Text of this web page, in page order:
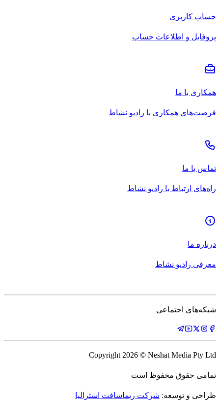
حساب کاربری
پروفایل و اطلاعات حساب
همکاری با ما
فرصت‌های همکاری با رادیو نشاط
تماس با ما
راه‌های ارتباط با رادیو نشاط
درباره ما
معرفی رادیو نشاط
شبکه‌های اجتماعی
Copyright 2026 © Neshat Media Pty Ltd
تمامی حقوق محفوظ است
طراحی و توسعه: شرکت ریماسافت استرالیا